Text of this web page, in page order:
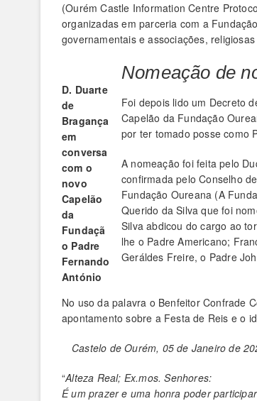
(Ourém Castle Information Centre
organizadas em parceria com a
governamentais e associações,
D. Duarte
de
Bragança
em
conversa
com o
novo
Capelão
da
Fundaçã
o Padre
Fernando
António
Nomeação de
Foi depois lido um Decreto
Capelão da Fundação
por ter tomado posse como
A nomeação foi feita pelo
confirmada pelo Conselho
Fundação Oureana (A
Querido da Silva que foi
Silva abdicou do cargo ao
lhe o Padre Americano;
Geráldes Freire, o Padre
No uso da palavra o Benfeitor Confrade
apontamento sobre a Festa de Reis e o
Castelo de Ourém, 05 de Janeiro de
“Alteza Real; Ex.mos. Senhores:
É um prazer e uma honra poder